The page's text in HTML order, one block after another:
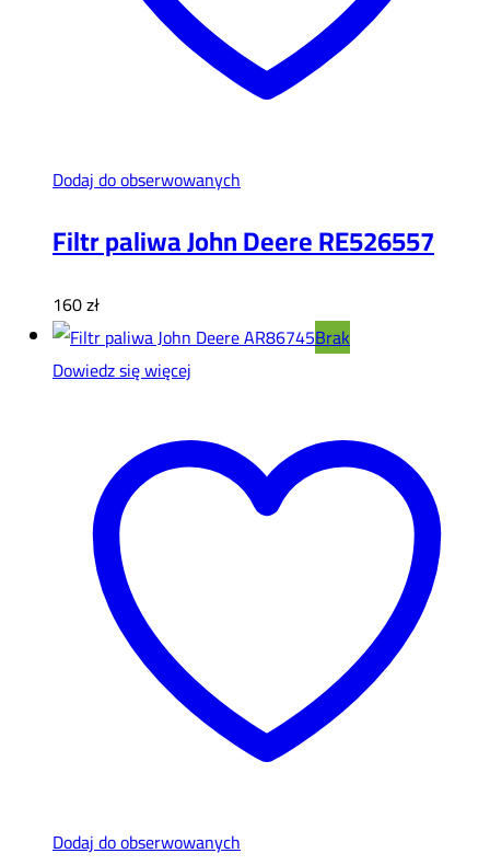
Dodaj do obserwowanych
Filtr paliwa John Deere RE526557
160zł
Brak
Dowiedz się więcej
Dodaj do obserwowanych